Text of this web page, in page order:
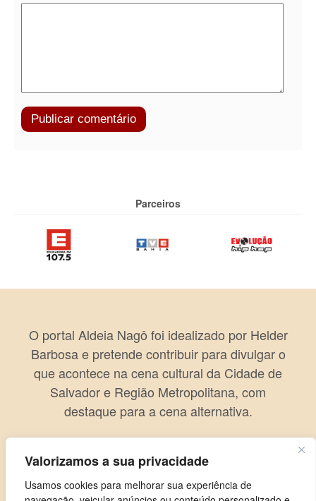
Valorizamos a sua privacidade
Usamos cookies para melhorar sua experiência de
Parceiros
O portal Aldeia Nagô foi idealizado por Helder
Barbosa e pretende contribuir para divulgar o
que acontece na cena cultural da Cidade de
Salvador e Região Metropolitana, com
destaque para a cena alternativa.